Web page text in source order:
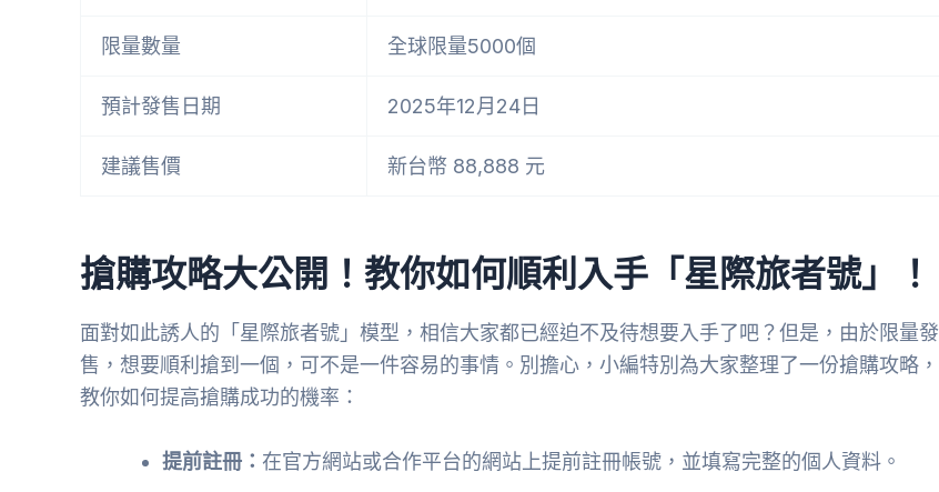
限量數量 全球限量5000個
預計發售日期 2025年12月24日
建議售價 新台幣 88,888 元
搶購攻略大公開！教你如何順利入手「星際旅者號」！
面對如此誘人的「星際旅者號」模型，相信大家都已經迫不及待想要入手了吧？但是，由於限量發
售，想要順利搶到一個，可不是一件容易的事情。別擔心，小編特別為大家整理了一份搶購攻略，
教你如何提高搶購成功的機率：
提前註冊： 在官方網站或合作平台的網站上提前註冊帳號，並填寫完整的個人資料。